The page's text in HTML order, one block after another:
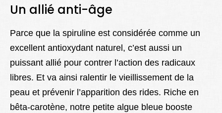
Un allié anti-âge
Parce que la spiruline est considérée comme un
excellent antioxydant naturel, c’est aussi un
puissant allié pour contrer l’action des radicaux
libres. Et va ainsi ralentir le vieillissement de la
peau et prévenir l’apparition des rides. Riche en
bêta-carotène, notre petite algue bleue booste